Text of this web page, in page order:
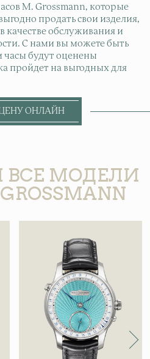
M. Grossmann, которые
продать свои изделия,
качестве обслуживания и
С нами вы можете быть
часы будут оценены
пройдет на выгодных для
ЦЕНУ ОНЛАЙН
МОДЕЛИ